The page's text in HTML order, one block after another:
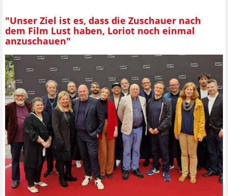
"Unser Ziel ist es, dass die Zuschauer nach
dem Film Lust haben, Loriot noch einmal
anzuschauen"